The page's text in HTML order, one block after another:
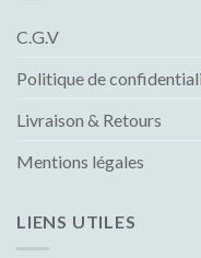
C.G.V
Politique de
Livraison & Retours
Mentions légales
LIENS UTILES